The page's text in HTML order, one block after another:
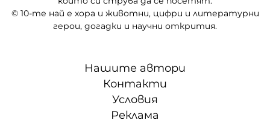
© 10-те най е хора и животни, цифри и литературни
герои, догадки и научни открития.
Нашите автори
Контакти
Условия
Реклама